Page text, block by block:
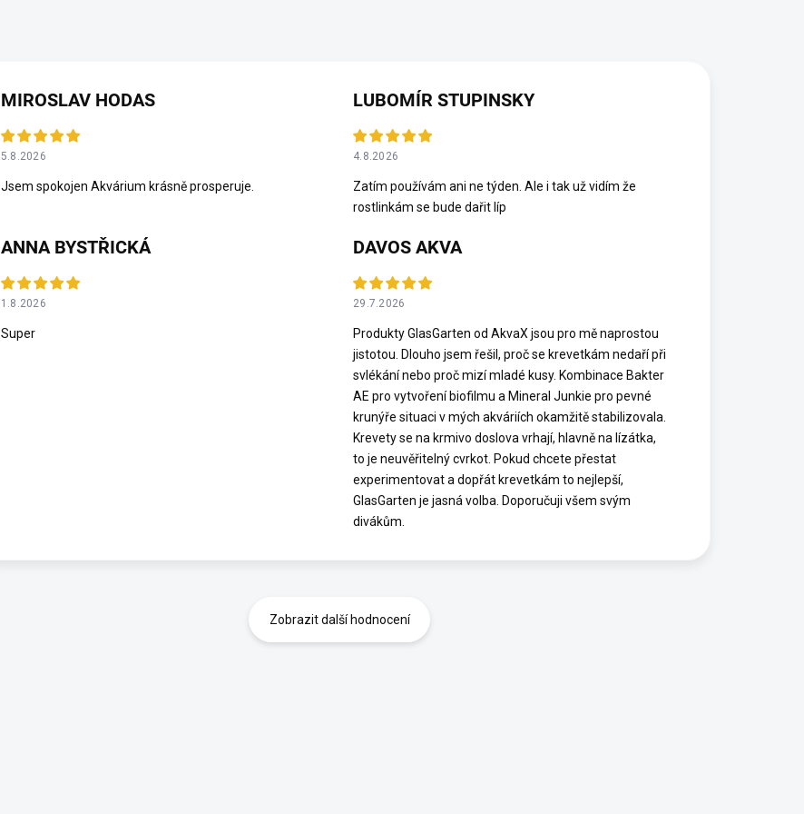
MIROSLAV HODAS
5.8.2026
Jsem spokojen Akvárium krásně prosperuje.
LUBOMÍR STUPINSKY
4.8.2026
Zatím používám ani ne týden. Ale i tak už vidím že
rostlinkám se bude dařit líp
ANNA BYSTŘICKÁ
1.8.2026
Super
DAVOS AKVA
29.7.2026
Produkty GlasGarten od AkvaX jsou pro mě naprostou
jistotou. Dlouho jsem řešil, proč se krevetkám nedaří při
svlékání nebo proč mizí mladé kusy. Kombinace Bakter
AE pro vytvoření biofilmu a Mineral Junkie pro pevné
krunýře situaci v mých akváriích okamžitě stabilizovala.
Krevety se na krmivo doslova vrhají, hlavně na lízátka,
to je neuvěřitelný cvrkot. Pokud chcete přestat
experimentovat a dopřát krevetkám to nejlepší,
GlasGarten je jasná volba. Doporučuji všem svým
divákům.
Zobrazit další hodnocení